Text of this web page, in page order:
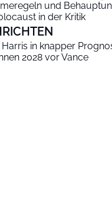
und
in der Kritik
Harris in knapper
2028 vor Vance